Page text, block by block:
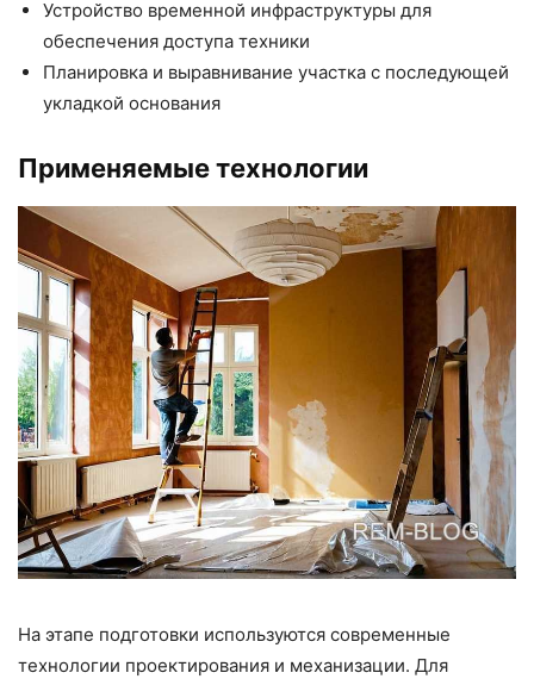
Устройство временной инфраструктуры для
обеспечения доступа техники
Планировка и выравнивание участка с последующей
укладкой основания
Применяемые технологии
На этапе подготовки используются современные
технологии проектирования и механизации. Для